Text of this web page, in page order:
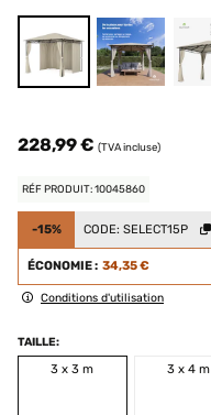
228,99 € (TVA incluse)
RÉF PRODUIT: 10045860
-15% CODE: SELECT15P
ÉCONOMIE : 34,35 €
Conditions d'utilisation
TAILLE:
3 x 3 m
3 x 4 m